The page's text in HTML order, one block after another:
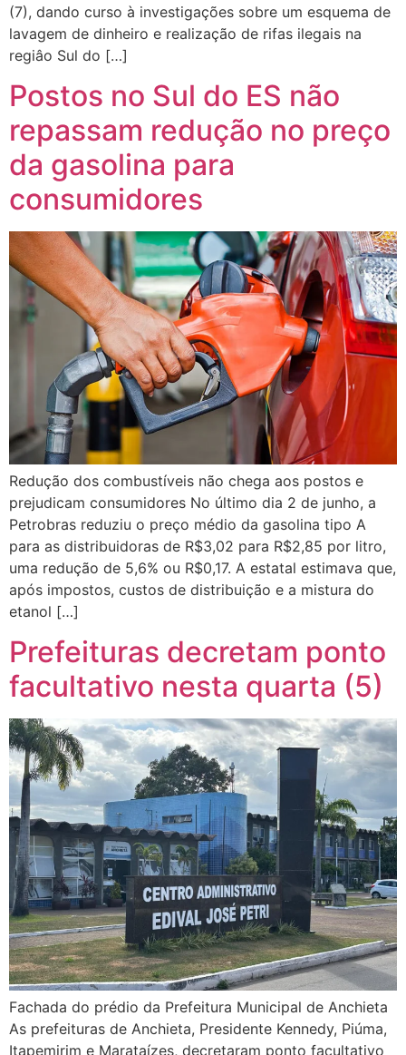
(7), dando curso à investigações sobre um esquema de
lavagem de dinheiro e realização de rifas ilegais na
regiâo Sul do […]
Postos no Sul do ES não
repassam redução no preço
da gasolina para
consumidores
Redução dos combustíveis não chega aos postos e
prejudicam consumidores No último dia 2 de junho, a
Petrobras reduziu o preço médio da gasolina tipo A
para as distribuidoras de R$3,02 para R$2,85 por litro,
uma redução de 5,6% ou R$0,17. A estatal estimava que,
após impostos, custos de distribuição e a mistura do
etanol […]
Prefeituras decretam ponto
facultativo nesta quarta (5)
Fachada do prédio da Prefeitura Municipal de Anchieta
As prefeituras de Anchieta, Presidente Kennedy, Piúma,
Itapemirim e Marataízes, decretaram ponto facultativo